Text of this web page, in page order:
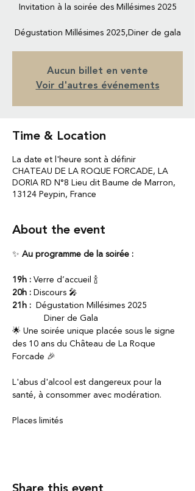
Invitation à la soirée des Millésimes 2025
Dégustation Millésimes 2025,Diner de gala
Aucun billet en vente
Voir d'autres événements
Time & Location
La date et l'heure sont à définir
CHATEAU DE LA ROQUE FORCADE, LA
DORIA RD N°8 Lieu dit Baume de Marron,
13124 Peypin, France
About the event
✨ Au programme de la soirée :
19h : Verre d’accueil 🍾
20h : Discours 🎤
21h : Dégustation Millésimes 2025
Diner de Gala
🌟 Une soirée unique placée sous le signe
des 10 ans du Château de La Roque
Forcade 🎉
L'abus d'alcool est dangereux pour la
santé, à consommer avec modération.
Places limités